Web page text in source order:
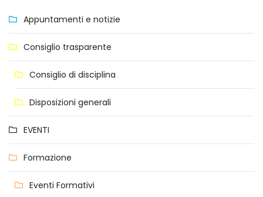
Appuntamenti e notizie
Consiglio trasparente
Consiglio di disciplina
Disposizioni generali
EVENTI
Formazione
Eventi Formativi